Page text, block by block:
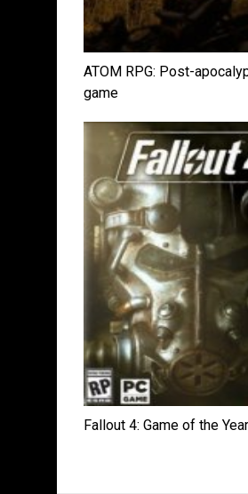
ATOM RPG: Post-
game
Fallout 4: Game of the